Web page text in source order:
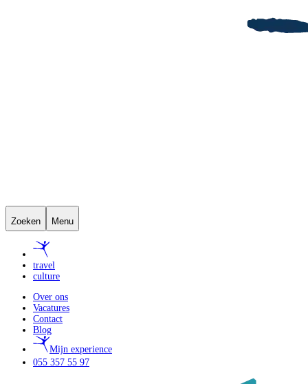
Zoeken Menu
travel
culture
Over ons
Vacatures
Contact
Blog
Mijn experience
055 357 55 97